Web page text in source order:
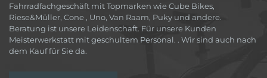
Fahrradfachgeschäft mit Topmarken wie Cube Bikes,
Riese&Müller, Cone , Uno, Van Raam, Puky und andere.
Beratung ist unsere Leidenschaft. Für unsere Kunden
Meisterwerkstatt mit geschultem Personal. . Wir sind auch nach
dem Kauf für Sie da.